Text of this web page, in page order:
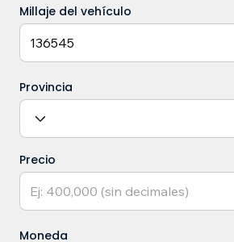
Millaje del vehículo
Provincia
Precio
Moneda